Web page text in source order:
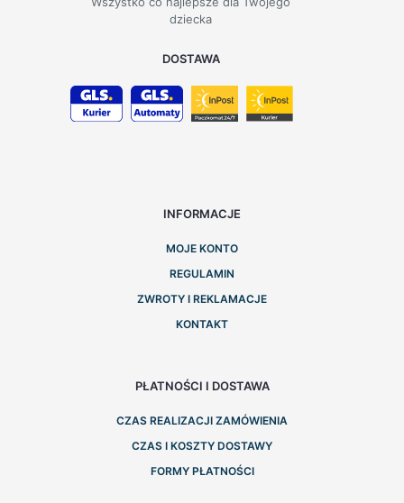
dziecka
DOSTAWA
INFORMACJE
MOJE KONTO
REGULAMIN
ZWROTY I REKLAMACJE
KONTAKT
PŁATNOŚCI I DOSTAWA
CZAS REALIZACJI ZAMÓWIENIA
CZAS I KOSZTY DOSTAWY
FORMY PŁATNOŚCI